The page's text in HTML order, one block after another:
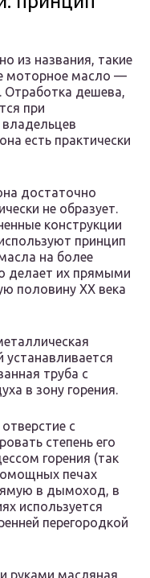
из названия, такие
моторное масло —
Отработка дешева,
при
есть практически
достаточно
не образует.
конструкции
принцип
на более
делает их прямыми
половину XX века
труба с
в зону горения.
с
степень его
горения (так
печах
в дымоход, в
используется
перегородкой
руками масляная